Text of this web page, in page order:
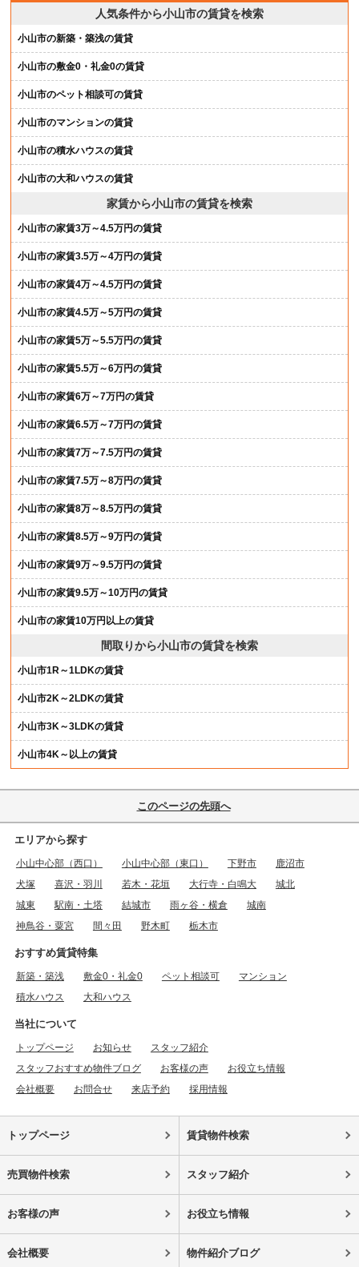
人気条件から小山市の賃貸を検索
小山市の新築・築浅の賃貸
小山市の敷金0・礼金0の賃貸
小山市のペット相談可の賃貸
小山市のマンションの賃貸
小山市の積水ハウスの賃貸
小山市の大和ハウスの賃貸
家賃から小山市の賃貸を検索
小山市の家賃3万～4.5万円の賃貸
小山市の家賃3.5万～4万円の賃貸
小山市の家賃4万～4.5万円の賃貸
小山市の家賃4.5万～5万円の賃貸
小山市の家賃5万～5.5万円の賃貸
小山市の家賃5.5万～6万円の賃貸
小山市の家賃6万～7万円の賃貸
小山市の家賃6.5万～7万円の賃貸
小山市の家賃7万～7.5万円の賃貸
小山市の家賃7.5万～8万円の賃貸
小山市の家賃8万～8.5万円の賃貸
小山市の家賃8.5万～9万円の賃貸
小山市の家賃9万～9.5万円の賃貸
小山市の家賃9.5万～10万円の賃貸
小山市の家賃10万円以上の賃貸
間取りから小山市の賃貸を検索
小山市1R～1LDKの賃貸
小山市2K～2LDKの賃貸
小山市3K～3LDKの賃貸
小山市4K～以上の賃貸
このページの先頭へ
エリアから探す
小山中心部（西口） 小山中心部（東口） 下野市
鹿沼市
犬塚
喜沢・羽川 若木・花垣 大行寺・白鳴大
城北
城東
駅南・土塔 結城市 雨ヶ谷・横倉
城南
神鳥谷・粟宮
間々田 野木町 栃木市
おすすめ賃貸特集
新築・築浅 敷金0・礼金0 ペット相談可
マンション
積水ハウス
大和ハウス
当社について
トップページ お知らせ
スタッフ紹介
スタッフおすすめ物件ブログ
お客様の声
お役立ち情報
会社概要
お問合せ 来店予約 採用情報
トップページ 賃貸物件検索
売買物件検索 スタッフ紹介
お客様の声 お役立ち情報
会社概要 物件紹介ブログ